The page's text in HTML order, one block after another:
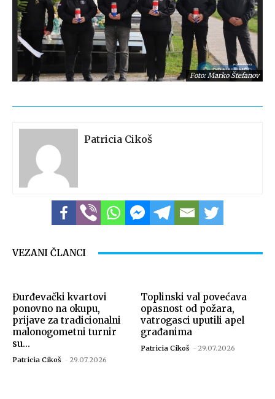
Foto: Marko Štefanov
Patricia Cikoš
VEZANI ČLANCI
Đurđevački kvartovi
ponovno na okupu,
prijave za tradicionalni
malonogometni turnir
su...
Patricia Cikoš - 29.07.2026
Toplinski val povećava
opasnost od požara,
vatrogasci uputili apel
građanima
Patricia Cikoš - 29.07.2026